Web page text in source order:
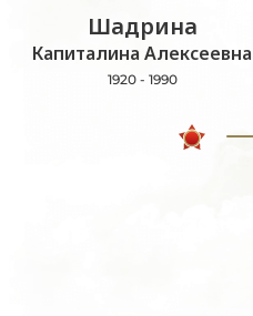
Шадрина
Капиталина Алексеевна
1920 - 1990